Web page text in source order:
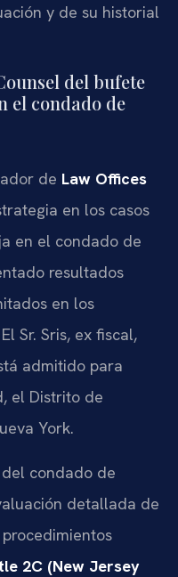
y de su historial
del bufete
el condado de
de Law Offices
en los casos
en el condado de
resultados
en los
Sr. Sris, ex fiscal,
admitido para
el Distrito de
York.
condado de
detallada de
2C (New Jersey